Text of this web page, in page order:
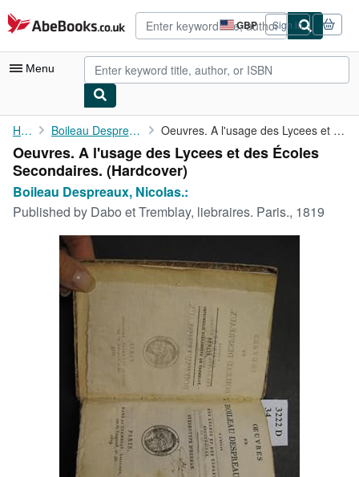
Skip to main content
AbeBooks.co.uk GBP
Site
shopping
preferences
Sign in
Menu
My Account
My Purchases
Advanced Search
Browse Collections
Rare Books
Art & Collectables
Textbooks
Start Selling
Home Boileau Despreaux, Nicolas.: Oeuvres. A l'usage des Lycees et des Écoles Secondaires.
Oeuvres. A l'usage des Lycees et des Écoles
Secondaires. (Hardcover)
Boileau Despreaux, Nicolas.:
Published by Dabo et Tremblay, liebraires. Paris., 1819